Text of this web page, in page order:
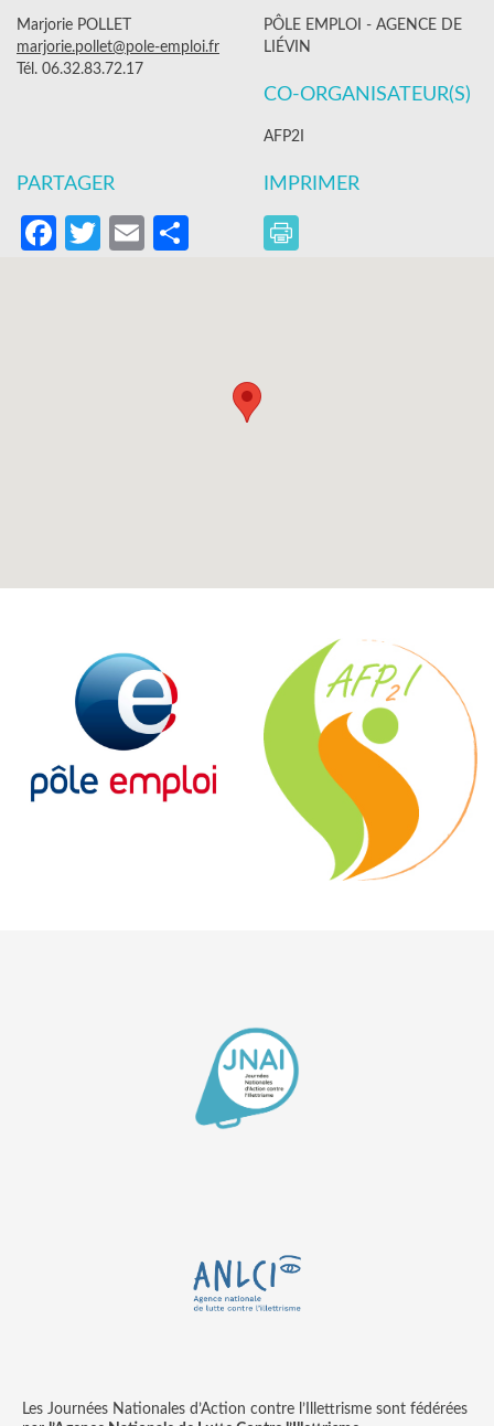
Marjorie POLLET
marjorie.pollet@pole-emploi.fr
Tél. 06.32.83.72.17
PÔLE EMPLOI - AGENCE DE
LIÉVIN
CO-ORGANISATEUR(S)
AFP2I
PARTAGER
Facebook
Twitter
EmailPartager
IMPRIMER
Les Journées Nationales d’Action contre l’Illettrisme sont fédérées